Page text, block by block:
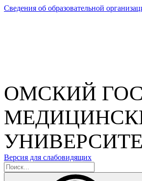
Сведения об образовательной
ОМСКИЙ
Версия для слабовидящих